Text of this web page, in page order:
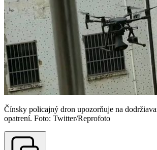
Čínsky policajný dron upozorňuje na
opatrení. Foto: Twitter/Reprofoto